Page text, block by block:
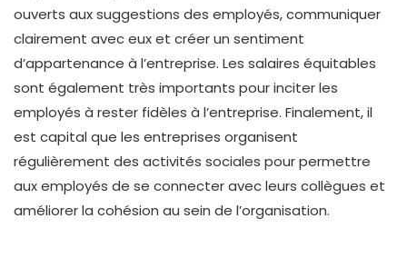
ouverts aux suggestions des employés, communiquer
clairement avec eux et créer un sentiment
d’appartenance à l’entreprise. Les salaires équitables
sont également très importants pour inciter les
employés à rester fidèles à l’entreprise. Finalement, il
est capital que les entreprises organisent
régulièrement des activités sociales pour permettre
aux employés de se connecter avec leurs collègues et
améliorer la cohésion au sein de l’organisation.